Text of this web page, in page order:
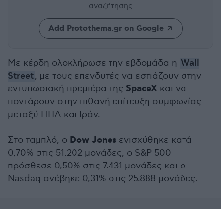
αναζήτησης
Add Protothema.gr on Google
Με κέρδη ολοκλήρωσε την εβδομάδα η Wall
Street, με τους επενδυτές να εστιάζουν στην
εντυπωσιακή πρεμιέρα της SpaceX και να
ποντάρουν στην πιθανή επίτευξη συμφωνίας
μεταξύ ΗΠΑ και Ιράν.
Στο ταμπλό, ο Dow Jones ενισχύθηκε κατά
0,70% στις 51.202 μονάδες, ο S&P 500
πρόσθεσε 0,50% στις 7.431 μονάδες και ο
Nasdaq ανέβηκε 0,31% στις 25.888 μονάδες.